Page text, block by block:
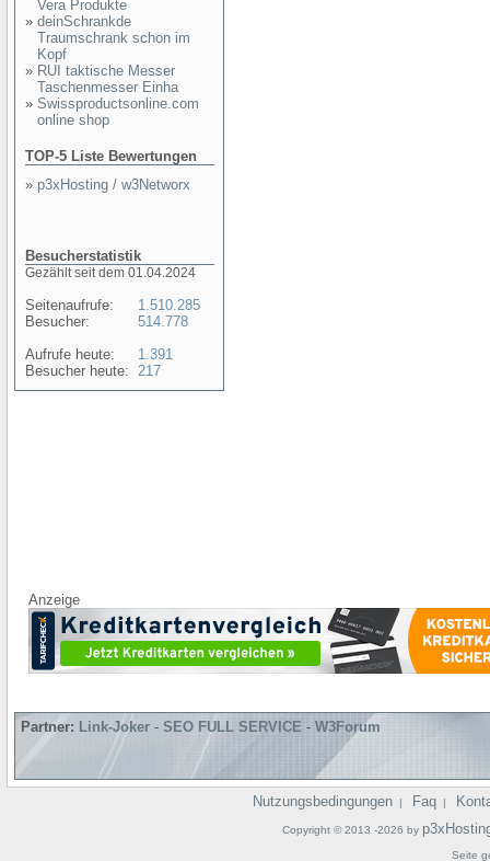
Vera Produkte
» deinSchrankde
Traumschrank schon im
Kopf
» RUI taktische Messer
Taschenmesser Einha
» Swissproductsonline.com
online shop
TOP-5 Liste Bewertungen
» p3xHosting / w3Networx
Besucherstatistik
Gezählt seit dem 01.04.2024
Seitenaufrufe:
Besucher:
Aufrufe heute:
Besucher heute:
1.510.285
514.778
1.391
217
Anzeige
Partner: Link-Joker - SEO FULL SERVICE - W3Forum
Nutzungsbedingungen | Faq |
Copyright © 2013 -2026 by
Seite